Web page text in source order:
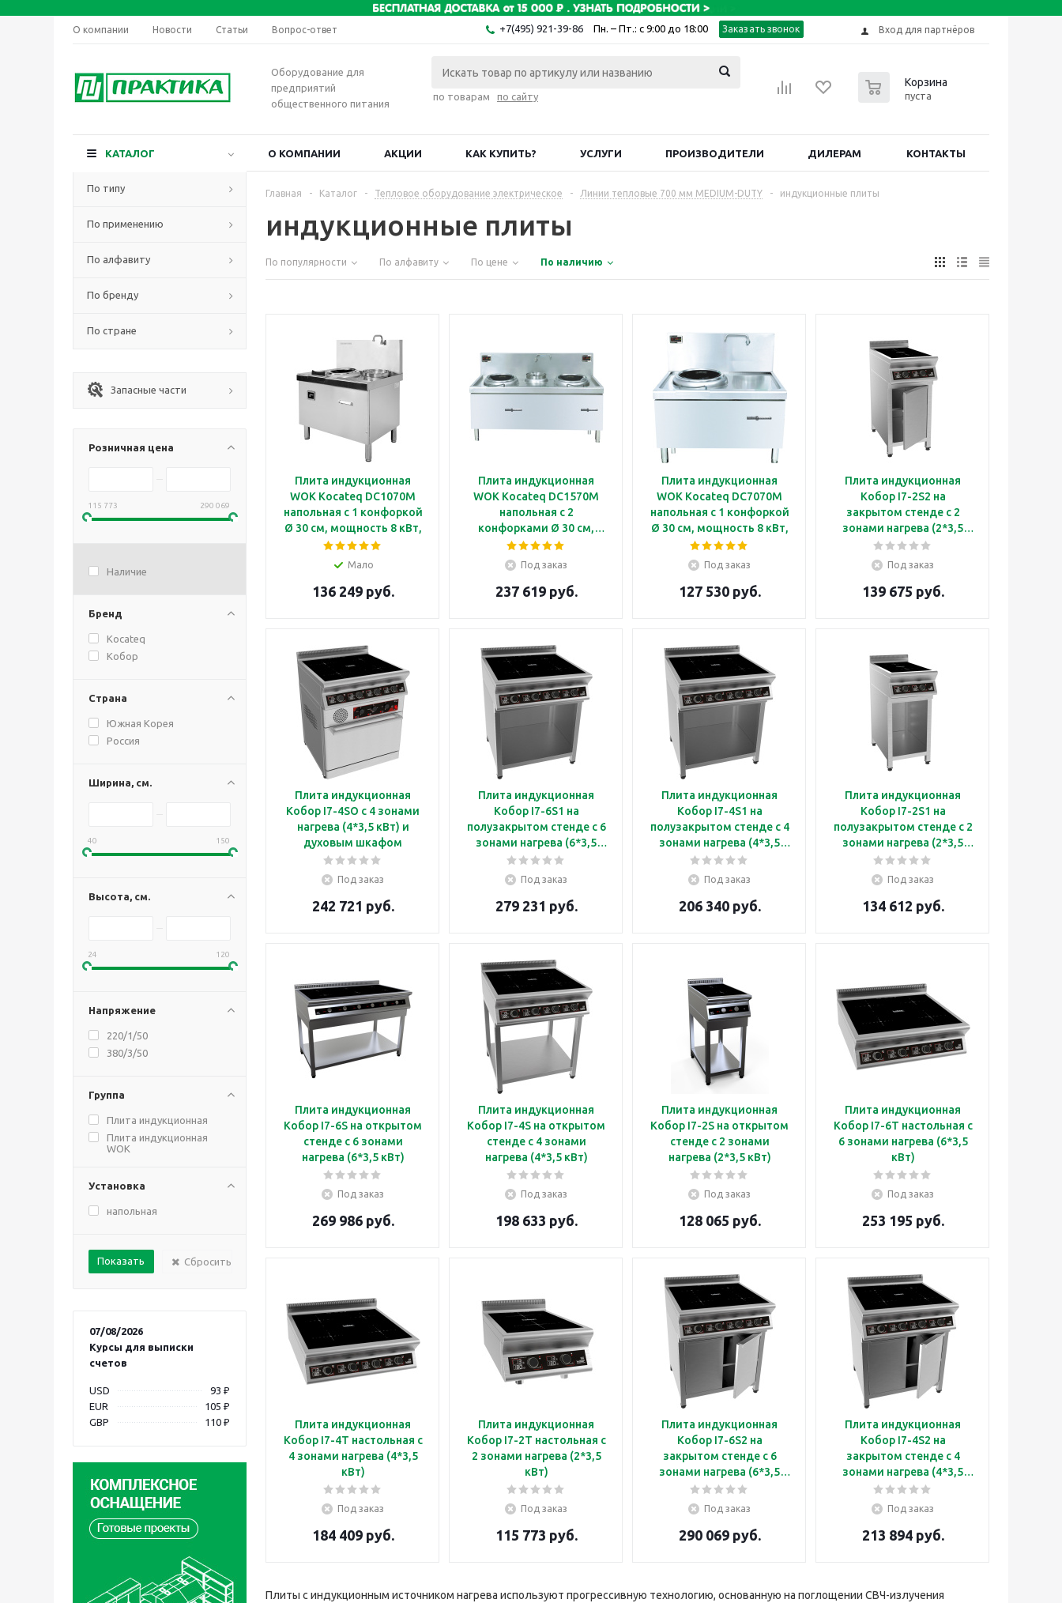
О компании Новости Статьи Вопрос-ответ +7(495) 921-39-86 Пн. – Пт.: с 9:00 до 18:00 Заказать звонок Вход для партнёров
Оборудование для
предприятий
общественного питания
по товарам по сайту
Корзина
пуста
КАТАЛОГ О КОМПАНИИ АКЦИИ КАК КУПИТЬ? УСЛУГИ ПРОИЗВОДИТЕЛИ ДИЛЕРАМ КОНТАКТЫ
По типу
По применению
По алфавиту
По бренду
По стране
Запасные части
Розничная цена
115 773 290 069
Наличие
Бренд
Kocateq
Кобор
Страна
Южная Корея
Россия
Ширина, см.
40 150
Высота, см.
24 120
Напряжение
220/1/50
380/3/50
Группа
Плита индукционная
Плита индукционная
WOK
Установка
напольная
Сбросить
07/08/2026
Курсы для выписки
счетов
USD
93 ₽
EUR
105 ₽
GBP
110 ₽
Главная - Каталог - Тепловое оборудование электрическое - Линии тепловые 700 мм MEDIUM-DUTY - индукционные плиты
индукционные плиты
По популярности По алфавиту По цене По наличию
Плита индукционная
WOK Kocateq DC1070M
напольная с 1 конфоркой
Ø 30 см, мощность 8 кВт,
линия 700
Мало
136 249 руб.
Плита индукционная
WOK Kocateq DC1570M
напольная с 2
конфорками Ø 30 см,
мощность 8+8 кВт, линия
Под заказ
237 619 руб.
Плита индукционная
WOK Kocateq DC7070M
напольная с 1 конфоркой
Ø 30 см, мощность 8 кВт,
линия 700
Под заказ
127 530 руб.
Плита индукционная
Кобор I7-2S2 на
закрытом стенде с 2
зонами нагрева (2*3,5
кВт)
Под заказ
139 675 руб.
Плита индукционная
Кобор I7-4SO с 4 зонами
нагрева (4*3,5 кВт) и
духовым шкафом
Под заказ
242 721 руб.
Плита индукционная
Кобор I7-6S1 на
полузакрытом стенде с 6
зонами нагрева (6*3,5
кВт)
Под заказ
279 231 руб.
Плита индукционная
Кобор I7-4S1 на
полузакрытом стенде с 4
зонами нагрева (4*3,5
кВт)
Под заказ
206 340 руб.
Плита индукционная
Кобор I7-2S1 на
полузакрытом стенде с 2
зонами нагрева (2*3,5
кВт)
Под заказ
134 612 руб.
Плита индукционная
Кобор I7-6S на открытом
стенде с 6 зонами
нагрева (6*3,5 кВт)
Под заказ
269 986 руб.
Плита индукционная
Кобор I7-4S на открытом
стенде с 4 зонами
нагрева (4*3,5 кВт)
Под заказ
198 633 руб.
Плита индукционная
Кобор I7-2S на открытом
стенде с 2 зонами
нагрева (2*3,5 кВт)
Под заказ
128 065 руб.
Плита индукционная
Кобор I7-6T настольная с
6 зонами нагрева (6*3,5
кВт)
Под заказ
253 195 руб.
Плита индукционная
Кобор I7-4T настольная с
4 зонами нагрева (4*3,5
кВт)
Под заказ
184 409 руб.
Плита индукционная
Кобор I7-2T настольная с
2 зонами нагрева (2*3,5
кВт)
Под заказ
115 773 руб.
Плита индукционная
Кобор I7-6S2 на
закрытом стенде с 6
зонами нагрева (6*3,5
кВт)
Под заказ
290 069 руб.
Плита индукционная
Кобор I7-4S2 на
закрытом стенде с 4
зонами нагрева (4*3,5
кВт)
Под заказ
213 894 руб.
Плиты с индукционным источником нагрева используют прогрессивную технологию, основанную на поглощении СВЧ-излучения